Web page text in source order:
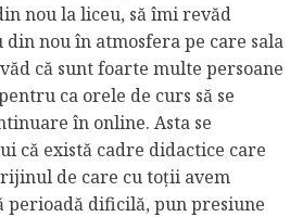
nou la liceu, să îmi revăd
nou în atmosfera pe care sala
că sunt foarte multe persoane
ca orele de curs să se
în online. Asta se
că există cadre didactice care
de care cu toții avem
perioadă dificilă, pun presiune